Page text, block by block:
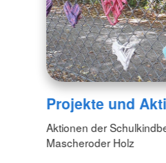
Projekte und
Aktionen der
Mascheroder Holz